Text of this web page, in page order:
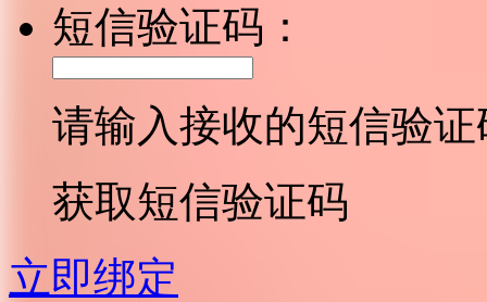
短信验证码：
请输入接收的短信验证
获取短信验证码
立即绑定